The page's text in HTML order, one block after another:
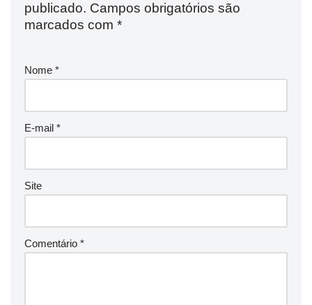
publicado. Campos obrigatórios são
marcados com *
Nome *
E-mail *
Site
Comentário *